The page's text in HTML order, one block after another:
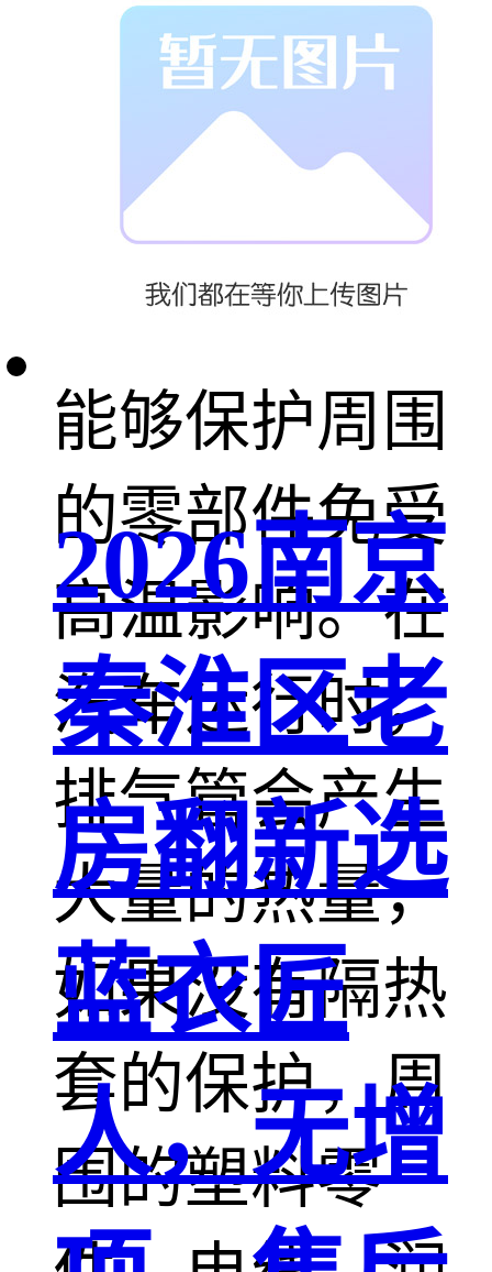
能降耗，工业
保温的良好合
作伙伴。
排气管隔热套
能够保护周围
的零部件免受
高温影响。在
汽车运行时，
排气管会产生
大量的热量，
如果没有隔热
套的保护，周
围的塑料零
2026南京
秦淮区老
房翻新选
蓝衣匠
人，无增